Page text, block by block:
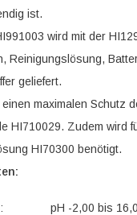
ist.
wird mit der
Reinigungslösung,
geliefert.
einen maximalen Schutz
HI710029. Zudem wird
HI70300 benötigt.
pH -2,00 bis